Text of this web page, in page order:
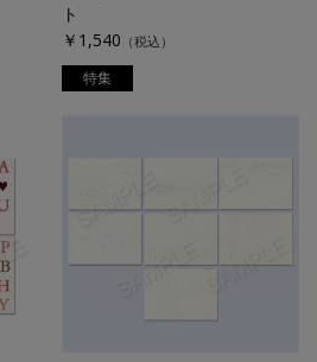
ト
￥1,540 （税込）
特集